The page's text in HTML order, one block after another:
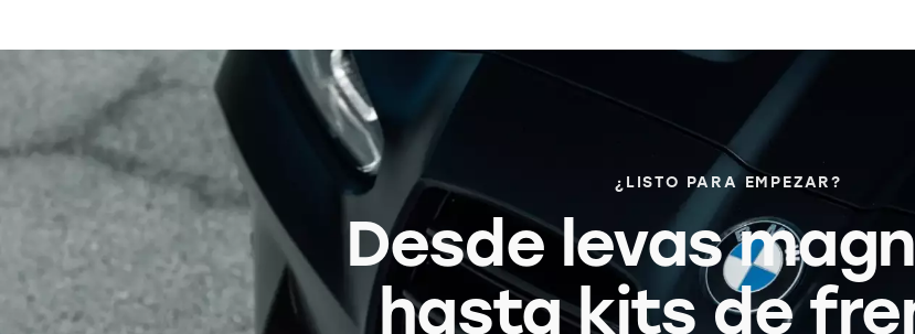
¿LISTO PARA EMPEZAR?
Desde levas
hasta kits de